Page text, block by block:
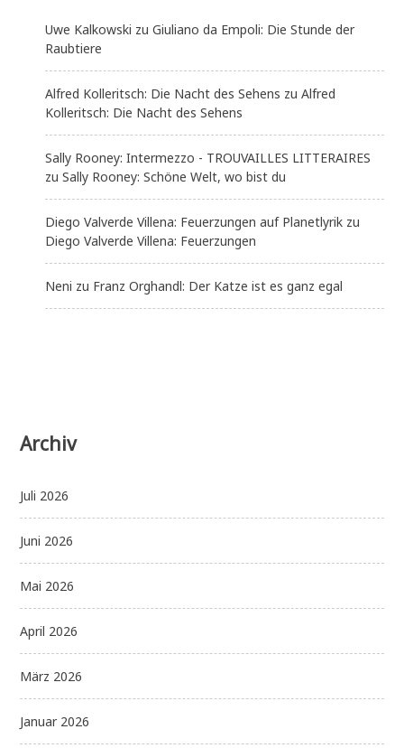
Uwe Kalkowski zuGiuliano da Empoli: Die Stunde der
Raubtiere
Alfred Kolleritsch: Die Nacht des Sehens zuAlfred
Kolleritsch: Die Nacht des Sehens
Sally Rooney: Intermezzo - TROUVAILLES LITTERAIRES
zuSally Rooney: Schöne Welt, wo bist du
Diego Valverde Villena: Feuerzungen auf Planetlyrik zu
Diego Valverde Villena: Feuerzungen
Neni zu Franz Orghandl: Der Katze ist es ganz egal
Archiv
Juli 2026
Juni 2026
Mai 2026
April 2026
März 2026
Januar 2026